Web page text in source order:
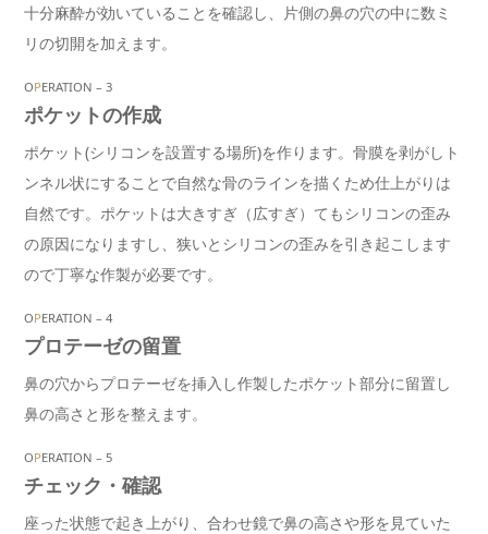
十分麻酔が効いていることを確認し、片側の鼻の穴の中に数ミ
リの切開を加えます。
OPERATION – 3
ポケットの作成
ポケット(シリコンを設置する場所)を作ります。骨膜を剥がしト
ンネル状にすることで自然な骨のラインを描くため仕上がりは
自然です。ポケットは大きすぎ（広すぎ）てもシリコンの歪み
の原因になりますし、狭いとシリコンの歪みを引き起こします
ので丁寧な作製が必要です。
OPERATION – 4
プロテーゼの留置
鼻の穴からプロテーゼを挿入し作製したポケット部分に留置し
鼻の高さと形を整えます。
OPERATION – 5
チェック・確認
座った状態で起き上がり、合わせ鏡で鼻の高さや形を見ていた